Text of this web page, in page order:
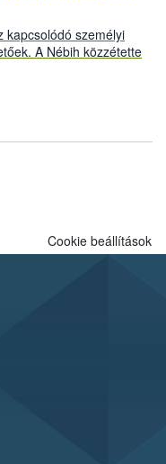
kapcsolódó személyi
A Nébih közzétette
Az
kapcsolatos aktuális
olvashatóak.
Cookie beállítások